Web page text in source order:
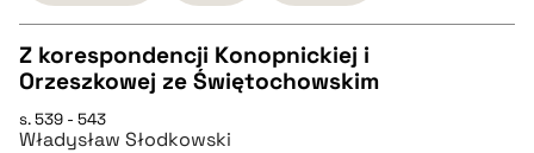
BIBTEX
pobierz cytat
CZYSTY TEKST
Z korespondencji Konopnickiej i
Orzeszkowej ze Świętochowskim
s. 539 - 543
Władysław Słodkowski